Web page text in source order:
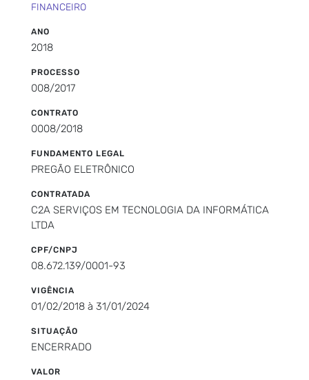
FINANCEIRO
ANO
2018
PROCESSO
008/2017
CONTRATO
0008/2018
FUNDAMENTO LEGAL
PREGÃO ELETRÔNICO
CONTRATADA
C2A SERVIÇOS EM TECNOLOGIA DA INFORMÁTICA
LTDA
CPF/CNPJ
08.672.139/0001-93
VIGÊNCIA
01/02/2018 à 31/01/2024
SITUAÇÃO
ENCERRADO
VALOR